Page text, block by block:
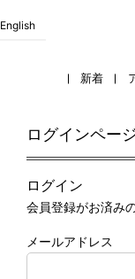
English
新着
ログインペー
ログイン
会員登録がお済み
メールアドレス